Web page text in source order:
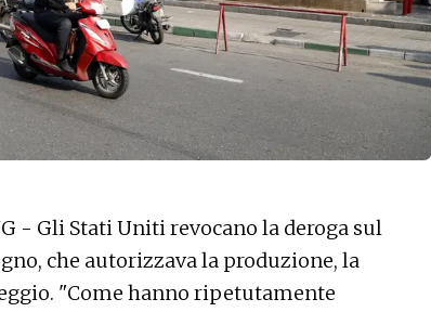
- Gli Stati Uniti revocano la deroga sul
che autorizzava la produzione, la
"Come hanno ripetutamente